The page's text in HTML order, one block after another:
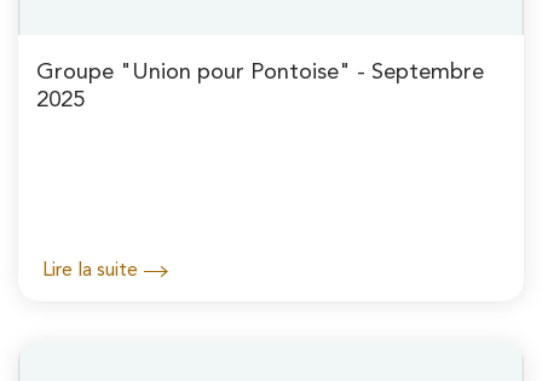
Groupe "Union pour Pontoise" - Septembre
2025
Lire la suite